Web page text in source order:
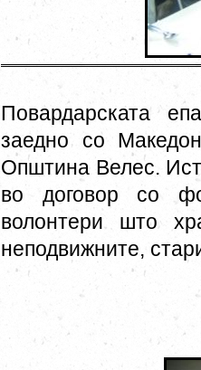
Повардарската
заедно со
Општина Велес.
во договор со
волонтери што
неподвижните,